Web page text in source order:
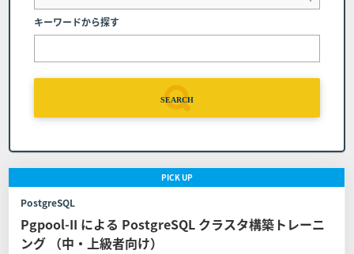
弊社へのご連絡 コース開催日の前日(当該日が弊
社休業日の場合は、直前の営業日とします）まで
間：弊社休業日及び土・日・祝日を除く9:00～1
7:00）へコースの日程を変更する旨申し出るもの
程変更は１回に限るものとします。また日程を変
更したコースの申し込みを取り消す場合は前条の
定めに関わらずコースの代金の全額をお支払いい
ただくものとします。
キーワードから探す
SEARCH
PICKUP
PostgreSQL
Pgpool-II による PostgreSQL クラスタ構築トレーニ
ング （中・上級者向け）